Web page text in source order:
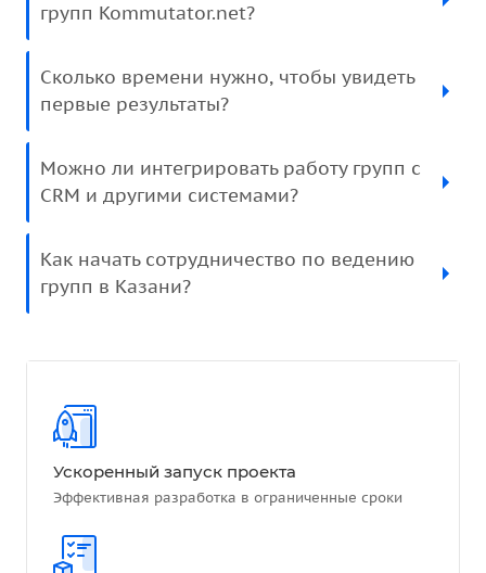
групп Kommutator.net?
Сколько времени нужно, чтобы увидеть
первые результаты?
Можно ли интегрировать работу групп с
CRM и другими системами?
Как начать сотрудничество по ведению
групп в Казани?
Ускоренный запуск проекта
Эффективная разработка в ограниченные сроки